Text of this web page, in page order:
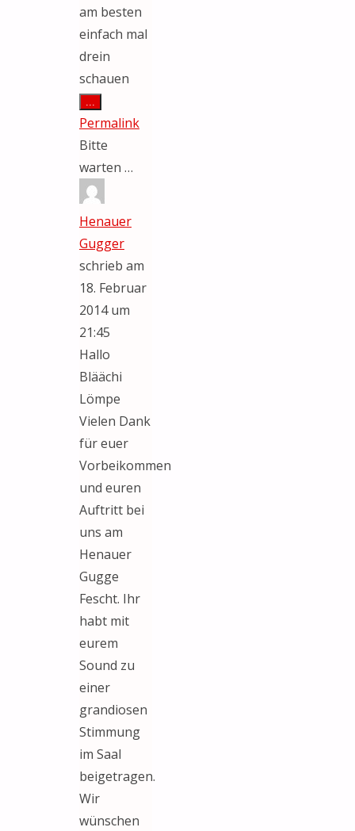
am besten
einfach mal
drein
schauen
...
Metabox
ein-/ausblenden.
Permalink
Bitte
warten …
Henauer
Gugger
schrieb am
18. Februar
2014 um
21:45
Hallo
Bläächi
Lömpe
Vielen Dank
für euer
Vorbeikommen
und euren
Auftritt bei
uns am
Henauer
Gugge
Fescht. Ihr
habt mit
eurem
Sound zu
einer
grandiosen
Stimmung
im Saal
beigetragen.
Wir
wünschen